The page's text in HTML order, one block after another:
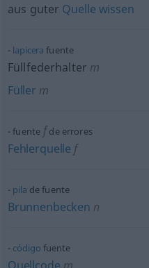
aus guter Quelle wissen
lapicera fuente
Füllfederhalter m
Füller m
fuente f de errores
Fehlerquelle f
pila de fuente
Brunnenbecken n
código fuente